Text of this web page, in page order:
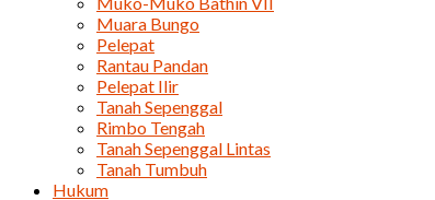
Muara Bungo
Pelepat
Rantau Pandan
Pelepat Ilir
Tanah Sepenggal
Rimbo Tengah
Tanah Sepenggal Lintas
Tanah Tumbuh
Hukum